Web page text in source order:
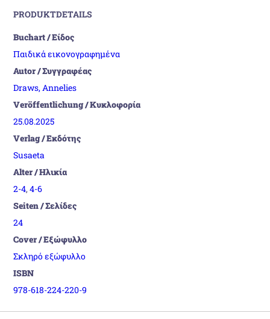
PRODUKTDETAILS
Buchart / Είδος
Παιδικά εικονογραφημένα
Autor / Συγγραφέας
Draws, Annelies
Veröffentlichung / Κυκλοφορία
25.08.2025
Verlag / Εκδότης
Susaeta
Alter / Ηλικία
2-4,4-6
Seiten / Σελίδες
24
Cover / Εξώφυλλο
Σκληρό εξώφυλλο
ISBN
978-618-224-220-9